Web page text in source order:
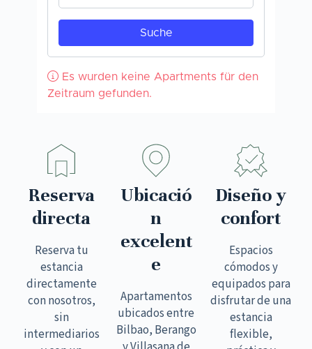
Reserva
directa
Reserva tu
estancia
directamente
con nosotros,
sin
intermediarios
Ubicació
n
excelent
e
Apartamentos
ubicados entre
Bilbao, Berango
Diseño y
confort
Espacios
cómodos y
equipados para
disfrutar de una
estancia
flexible,